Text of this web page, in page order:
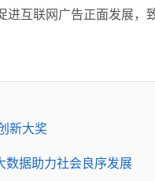
互联网广告正面发展，
新大奖
数据助力社会良序发展